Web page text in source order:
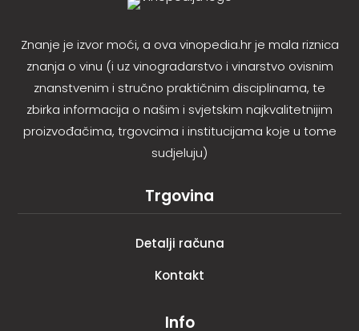
Znanje je izvor moći, a ova vinopedia.hr je mala riznica
znanja o vinu (i uz vinogradarstvo i vinarstvo ovisnim
znanstvenim i stručno praktičnim disciplinama, te
zbirka informacija o našim i svjetskim najkvalitetnijim
proizvođačima, trgovcima i institucijama koje u tome
sudjeluju)
Trgovina
Detalji računa
Kontakt
Info